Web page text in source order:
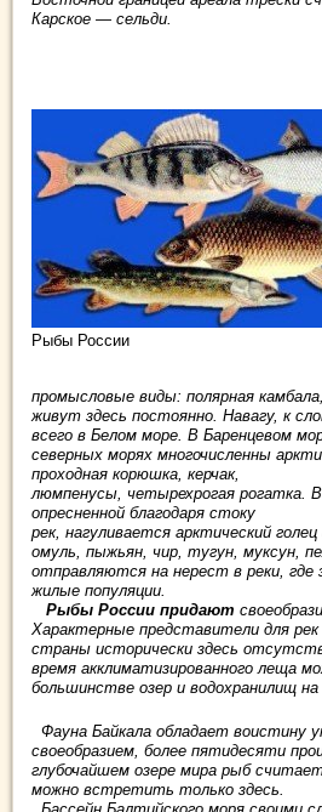
Карское — сельди.
Рыбы России
промысловые виды: полярная
живут здесь постоянно. Навагу, к
всего в Белом море. В Баренцевом
северных морях многочисленны
проходная корюшка, керчак,
люмпенусы, четырехрогая рогатка. В
опресненной благодаря стоку
рек, нагуливается арктический
омуль, пыжьян, чир, тугун, муксун,
отправляются на нерест в реки,
жилые популяции.
Рыбы России придают
Характерные представители для
страны исторически здесь
время акклиматизированного леща
большинстве озер и водохранилищ
Фауна Байкала обладает воистину
своеобразием, более пятидесяти
глубочайшем озере мира рыб
можно встретить только здесь.